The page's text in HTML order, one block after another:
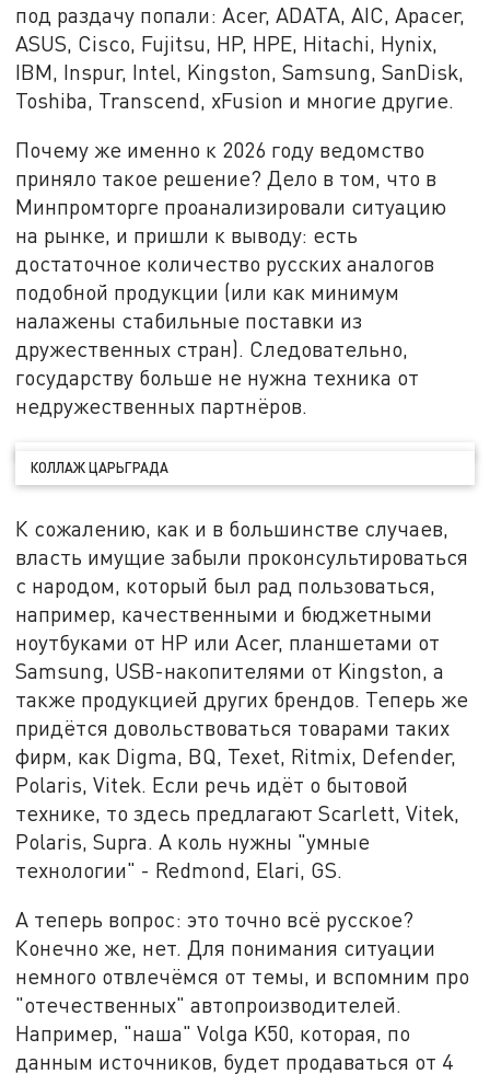
под раздачу попали: Acer, ADATA, AIC, Apacer,
ASUS, Cisco, Fujitsu, HP, HPE, Hitachi, Hynix,
IBM, Inspur, Intel, Kingston, Samsung, SanDisk,
Toshiba, Transcend, xFusion и многие другие.
Почему же именно к 2026 году ведомство
приняло такое решение? Дело в том, что в
Минпромторге проанализировали ситуацию
на рынке, и пришли к выводу: есть
достаточное количество русских аналогов
подобной продукции (или как минимум
налажены стабильные поставки из
дружественных стран). Следовательно,
государству больше не нужна техника от
недружественных партнёров.
КОЛЛАЖ ЦАРЬГРАДА
К сожалению, как и в большинстве случаев,
власть имущие забыли проконсультироваться
с народом, который был рад пользоваться,
например, качественными и бюджетными
ноутбуками от HP или Acer, планшетами от
Samsung, USB-накопителями от Kingston, а
также продукцией других брендов. Теперь же
придётся довольствоваться товарами таких
фирм, как Digma, BQ, Texet, Ritmix, Defender,
Polaris, Vitek. Если речь идёт о бытовой
технике, то здесь предлагают Scarlett, Vitek,
Polaris, Supra. А коль нужны "умные
технологии" - Redmond, Elari, GS.
А теперь вопрос: это точно всё русское?
Конечно же, нет. Для понимания ситуации
немного отвлечёмся от темы, и вспомним про
"отечественных" автопроизводителей.
Например, "наша" Volga K50, которая, по
данным источников, будет продаваться от 4